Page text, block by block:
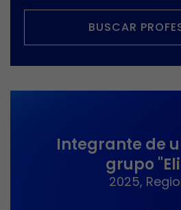
BUSCAR
Integrante de
grupo
2025,